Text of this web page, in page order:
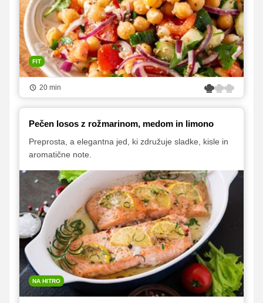
FIT
20 min
Pečen losos z rožmarinom, medom in limono
Preprosta, a elegantna jed, ki združuje sladke, kisle in
aromatične note.
NA HITRO